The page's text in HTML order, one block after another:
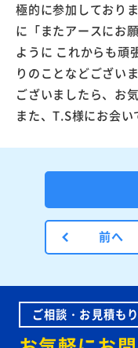
極的に参加しており
に「またアースにお
ように これからも頑
りのことなどござい
ございましたら、お
また、T.S様にお会い
前へ
ご相談・お見積も